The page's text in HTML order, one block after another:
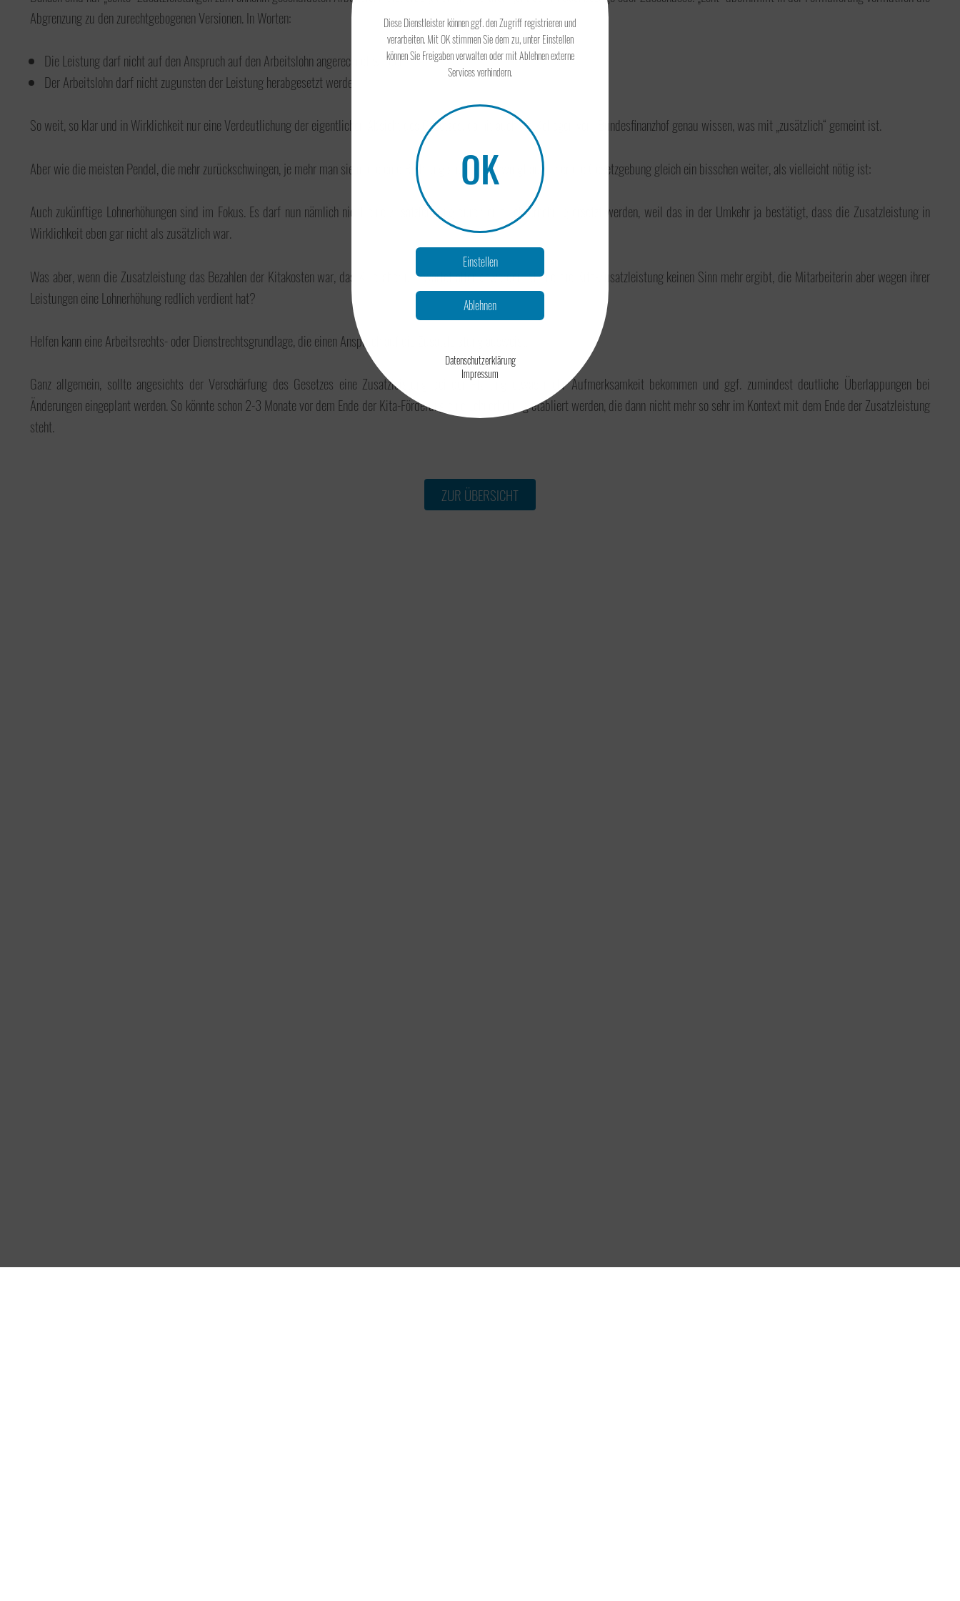
Abgrenzung zu den zurechtgebogenen Versionen. In Worten:
Die Leistung darf nicht auf den Anspruch auf den Arbeitslohn angerechnet werden.
Der Arbeitslohn darf nicht zugunsten der Leistung herabgesetzt werden.
So weit, so klar und in Wirklichkeit nur eine Verdeutlichung der eigentlichen Absicht des Gesetzes, damit auch die Kollegen vom Bundesfinanzhof genau wissen, was mit „zusätzlich“ gemeint ist.
Aber wie die meisten Pendel, die mehr zurückschwingen, je mehr man sie in die eine Richtung stuppst, schwingt auch hier die Gesetzgebung gleich ein bisschen weiter, als vielleicht nötig ist:
Auch zukünftige Lohnerhöhungen sind im Fokus. Es darf nun nämlich nicht eine Zusatzleistung durch eine Lohnerhöhung ersetzt werden, weil das in der Umkehr ja bestätigt, dass die Zusatzleistung in
Wirklichkeit eben gar nicht als zusätzlich war.
Was aber, wenn die Zusatzleistung das Bezahlen der Kitakosten war, das Kind aber unerwartet älter geworden ist und die Kita-Zusatzleistung keinen Sinn mehr ergibt, die Mitarbeiterin aber wegen ihrer
Leistungen eine Lohnerhöhung redlich verdient hat?
Helfen kann eine Arbeitsrechts- oder Dienstrechtsgrundlage, die einen Anspruch auf die Zusatzleistung ausweist.
Ganz allgemein, sollte angesichts der Verschärfung des Gesetzes eine Zusatzleistung bei der Planung etwas mehr Aufmerksamkeit bekommen und ggf. zumindest deutliche Überlappungen bei
Änderungen eingeplant werden. So könnte schon 2-3 Monate vor dem Ende der Kita-Förderung eine Lohnerhöhung etabliert werden, die dann nicht mehr so sehr im Kontext mit dem Ende der Zusatzleistung
steht.
ZUR ÜBERSICHT
Diese Dienstleister können ggf. den Zugriff registrieren und
verarbeiten. Mit OK stimmen Sie dem zu, unter Einstellen
können Sie Freigaben verwalten oder mit Ablehnen externe
Services verhindern.
OK
Einstellen
Ablehnen
Datenschutzerklärung
Impressum